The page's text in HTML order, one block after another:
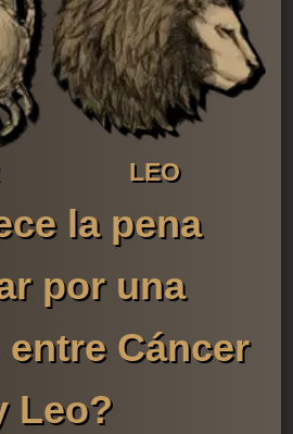
LEO
la pena
por una
Cáncer
Leo?